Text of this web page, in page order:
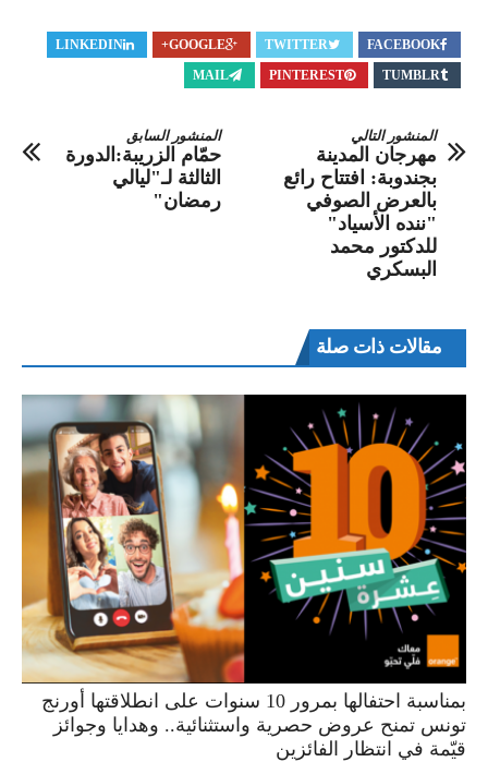
FACEBOOK
TWITTER
GOOGLE+
LINKEDIN
TUMBLR
PINTEREST
MAIL
المنشور السابق
حمّام الزريبة:الدورة
الثالثة لـ"ليالي
رمضان"
المنشور التالي
مهرجان المدينة
بجندوبة: افتتاح رائع
بالعرض الصوفي
"ننده الأسياد"
للدكتور محمد
البسكري
مقالات ذات صلة
بمناسبة احتفالها بمرور 10 سنوات على انطلاقتها أورنج
تونس تمنح عروض حصرية واستثنائية.. وهدايا وجوائز
قيّمة في انتظار الفائزين